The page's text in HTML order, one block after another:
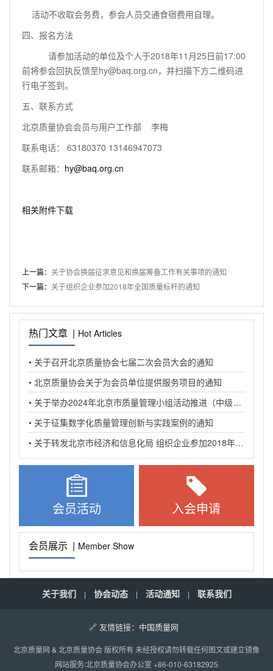
活动不收取会务费，参会人员交通食宿费用自理。
四、报名方法
请参加活动的单位及个人于2018年11月25日前17:00
前将参会回执反馈至hy@baq.org.cn，并扫描下方二维码进
行电子签到。
五、联系方式
北京质量协会会员与用户工作部 李梅
联系电话： 63180370 13146947073
联系邮箱： hy@baq.org.cn
相关附件下载
上一篇： 关于协会换届征求意见和换届筹备工作有关事项的通知
下一篇： 关于组织企业参加2018年全国质量标杆的通知
热门文章 | Hot Articles
• 关于召开北京质量协会七届二次会员大会的通知
• 北京质量协会关于为会员单位提供服务项目的通知
• 关于举办2024年北京市质量管理小组活动推进（中级）培训班的通知
• 关于征集数字化质量管理创新与实践案例的通知
• 关于转发北京市经济和信息化局 组织企业参加2018年全国质量标杆交流活动的通知
会员活动 入会申请
会员展示 | Member Show
关于我们 | 协会动态 | 活动通知 | 联系我们
🔗 友情链接： 中国质量网
北京质量网 & 北京质量协会 版权所有 未经授权请勿转载任何图文或建立镜像
网站服务:北京质量协会办公室 +86-010-63182925